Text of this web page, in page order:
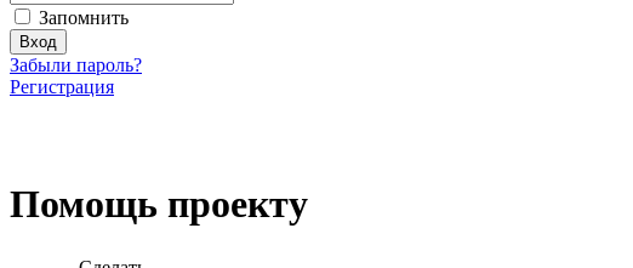
Запомнить
Забыли пароль?
Регистрация
Помощь проекту